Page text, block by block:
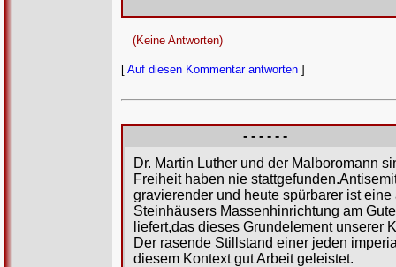
(Keine Antworten)
[ Auf diesen Kommentar antworten ]
- - - - - -
Dr. Martin Luther und der Malboromann
Freiheit haben nie
gravierender und heute spürbarer ist
Steinhäusers Massenhinrichtung am
liefert,das dieses Grundelement unserer
Der rasende Stillstand einer jeden
diesem Kontext gut Arbeit geleistet.